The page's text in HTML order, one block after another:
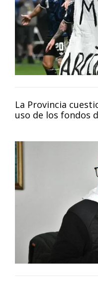
La Provincia
uso de los fondos